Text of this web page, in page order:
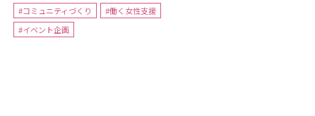
#コミュニティづくり
#働く女性支援
#イベント企画